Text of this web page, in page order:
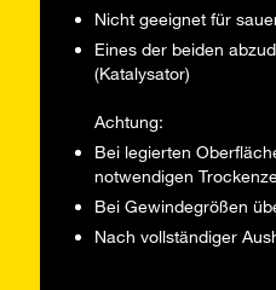
Nicht geeignet für
Eines der beiden
(Katalysator)
Achtung:
Bei legierten
notwendigen
Bei Gewindegrößen
Nach vollständiger